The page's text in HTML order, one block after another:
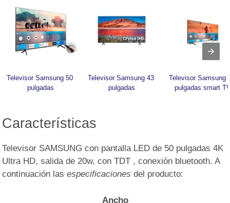
Televisor Samsung 50
pulgadas
Televisor Samsung 43
pulgadas
Televisor Samsung
pulgadas smart
Características
Televisor SAMSUNG con pantalla LED de 50 pulgadas 4K
Ultra HD, salida de 20w, con TDT , conexión bluetooth. A
continuación lasespecificaciones del producto:
Ancho